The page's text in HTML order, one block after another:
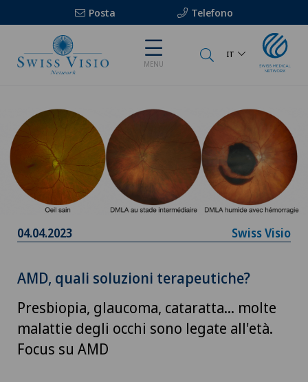
Posta Telefono
MENU
IT
04.04.2023 Swiss Visio
AMD, quali soluzioni terapeutiche?
Presbiopia, glaucoma, cataratta... molte
malattie degli occhi sono legate all'età.
Focus su AMD